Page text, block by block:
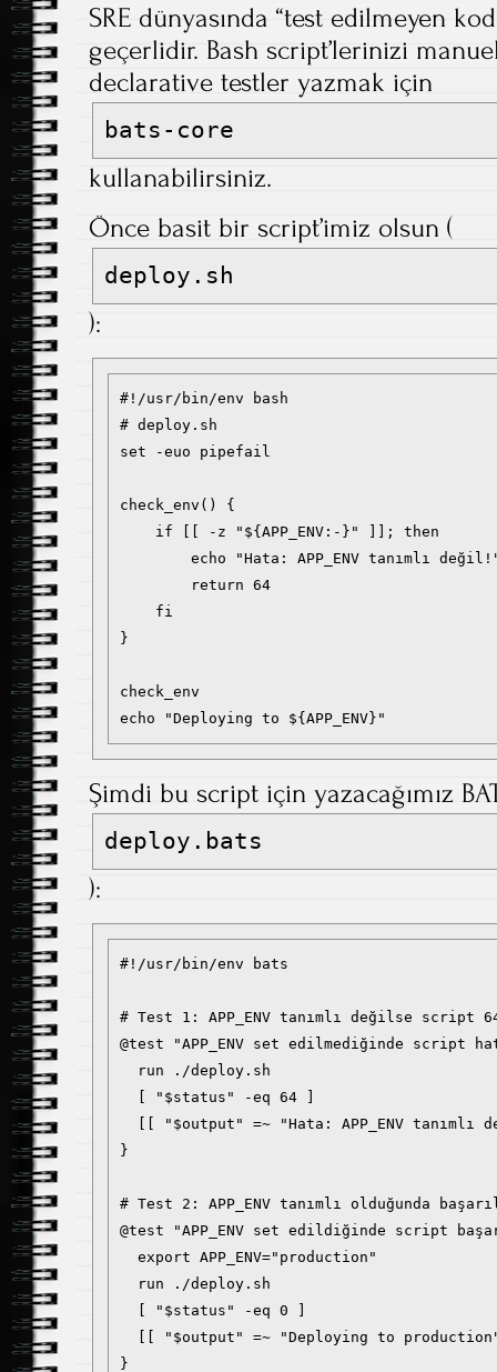
SRE dünyasında “test edilmeyen
geçerlidir. Bash script’lerinizi
declarative testler yazmak için
bats-core
kullanabilirsiniz.
Önce basit bir script’imiz olsun (
deploy.sh
):
#!/usr/bin/env bash
# deploy.sh
set -euo pipefail
check_env() {
    if [[ -z "${APP_ENV:-}" ]]; then
echo "Hata: APP_ENV tanımlı
        return 64
    fi
}
check_env
Şimdi bu script için yazacağımız
deploy.bats
):
#!/usr/bin/env bats
# Test 1: APP_ENV tanımlı değilse script
@test "APP_ENV set edilmediğinde script
  run ./deploy.sh
  [ "$status" -eq 64 ]
[[ "$output" =~ "Hata: APP_ENV tanımlı
}
# Test 2: APP_ENV tanımlı olduğunda
@test "APP_ENV set edildiğinde script
  export APP_ENV="production"
  run ./deploy.sh
  [ "$status" -eq 0 ]
[[ "$output" =~ "Deploying to